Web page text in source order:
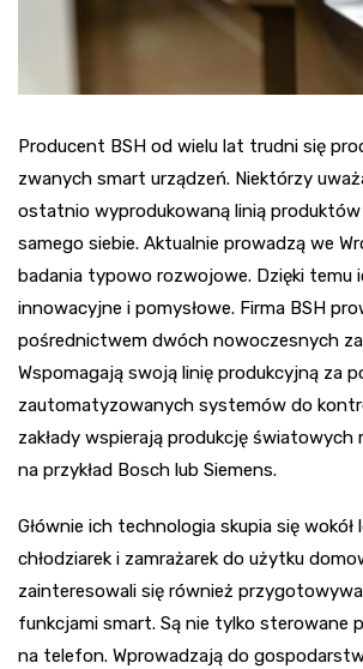
Producent BSH od wielu lat trudni się
zwanych smart urządzeń. Niektórzy
ostatnio wyprodukowaną linią produktów
samego siebie. Aktualnie prowadzą we
badania typowo rozwojowe. Dzięki temu
innowacyjne i pomysłowe. Firma BSH
pośrednictwem dwóch nowoczesnych
Wspomagają swoją linię produkcyjną za
zautomatyzowanych systemów do
zakłady wspierają produkcję światowych
na przykład Bosch lub Siemens.
Głównie ich technologia skupia się wokół
chłodziarek i zamrażarek do użytku
zainteresowali się również
funkcjami smart. Są nie tylko sterowane
na telefon. Wprowadzają do